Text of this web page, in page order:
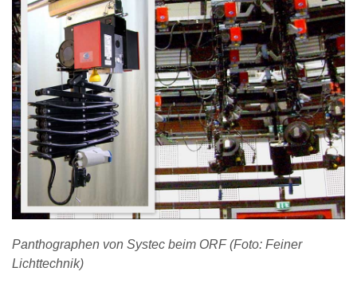
Panthographen von Systec beim ORF (Foto: Feiner
Lichttechnik)